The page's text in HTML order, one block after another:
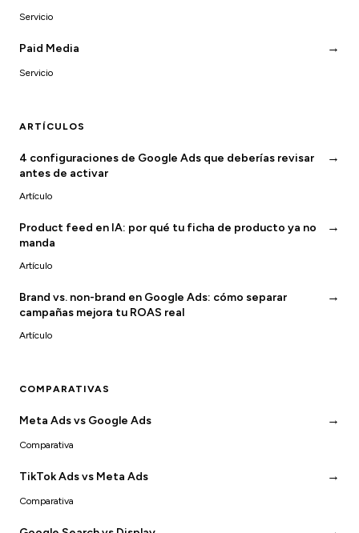
Servicio
Paid Media
Servicio
→
ARTÍCULOS
4 configuraciones de Google Ads que deberías revisar
antes de activar
Artículo
→
Product feed en IA: por qué tu ficha de producto ya no
manda
Artículo
→
Brand vs. non-brand en Google Ads: cómo separar
campañas mejora tu ROAS real
Artículo
→
COMPARATIVAS
Meta Ads vs Google Ads
Comparativa
→
TikTok Ads vs Meta Ads
Comparativa
→